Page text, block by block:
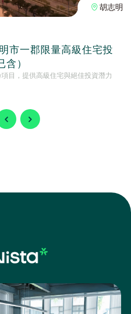
胡志明
市一郡限量高級住宅投
）
目，提供高級住宅與絕佳投資潛力